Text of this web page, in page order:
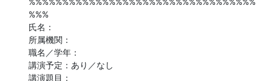
%%%
氏名：
所属機関：
職名／学年：
講演予定：あり／なし
講演題目：